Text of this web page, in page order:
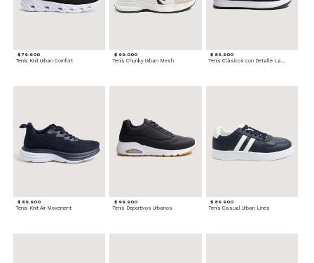
$ 79.900
Tenis Knit Urban Comfort
$ 99.000
Tenis Chunky Urban Mesh
$ 89.900
Tenis Clásicos con Detalle Lateral
$ 89.900
Tenis Knit Air Movement
$ 99.900
Tenis Deportivos Urbanos
$ 89.900
Tenis Casual Urban Lines